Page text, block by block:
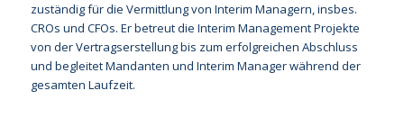
zuständig für die Vermittlung von Interim Managern, insbes.
CROs und CFOs. Er betreut die Interim Management Projekte
von der Vertragserstellung bis zum erfolgreichen Abschluss
und begleitet Mandanten und Interim Manager während der
gesamten Laufzeit.